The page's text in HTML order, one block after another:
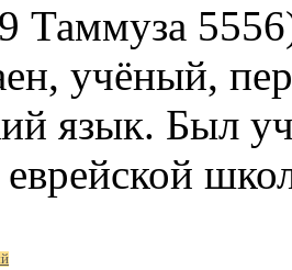
Таммуза
учёный,
язык. Был
еврейской